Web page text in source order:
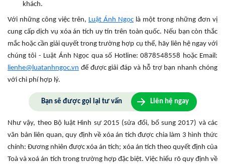
khách.
Với những công việc trên, Luật Ánh Ngọc là một trong những đơn vị
cung cấp dịch vụ xóa án tích uy tín trên toàn quốc. Nếu bạn còn thắc
mắc hoặc cần giải quyết trong trường hợp cụ thể, hãy liên hệ ngay với
chúng tôi - Luật Ánh Ngọc qua số Hotline: 0878548558 hoặc Email:
lienhe@luatanhngoc.vn để đượcgiải đáp và hỗ trợ bạn nhanh chóng
với chi phí hợp lý.
Bạn sẽ được gọi lại tư vấn Liên hệ ngay
Như vậy, theo Bộ luật Hình sự 2015 (sửa đổi, bổ sung 2017) và các
văn bản liên quan, quy định về xóa án tích được chia làm 3 hình thức
chính: Đương nhiên được xóa án tích; xóa án tích theo quyết định của
Toà và xoá án tích trong trường hợp đặc biệt. Việc hiểu rõ quy định về